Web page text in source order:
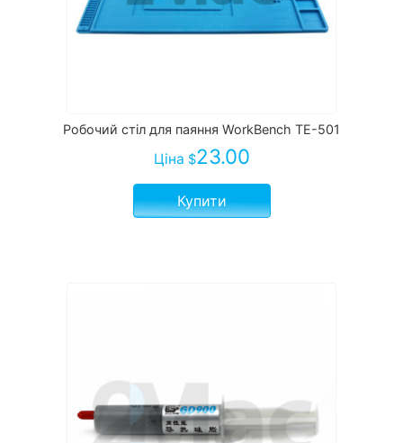
Робочий стіл для паяння WorkBench TE-501
Ціна $23.00
Купити